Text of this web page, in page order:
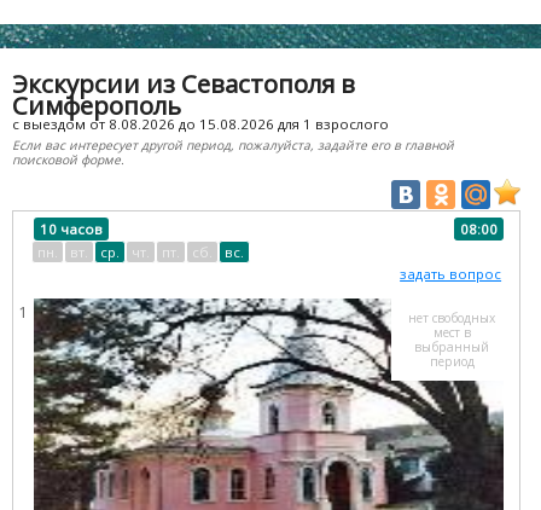
Экскурсии из Севастополя в
Симферополь
с выездом от 8.08.2026 до 15.08.2026 для 1 взрослого
Если вас интересует другой период, пожалуйста, задайте его в главной
поисковой форме.
1
10 часов
08:00
пн.
вт. ср. чт. пт. сб.
вс.
задать вопрос
нет свободных
мест в
выбранный
период